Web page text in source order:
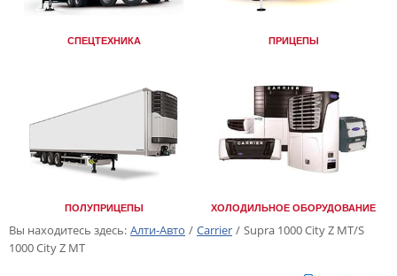
СПЕЦТЕХНИКА ПРИЦЕПЫ
ПОЛУПРИЦЕПЫ ХОЛОДИЛЬНОЕ ОБОРУДОВАНИЕ
Вы находитесь здесь: Алти-Авто / Carrier / Supra 1000 City Z MT/S
1000 City Z MT